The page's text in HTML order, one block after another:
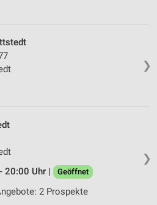
❯
❯
20:00 Uhr |
Geöffnet
2 Prospekte